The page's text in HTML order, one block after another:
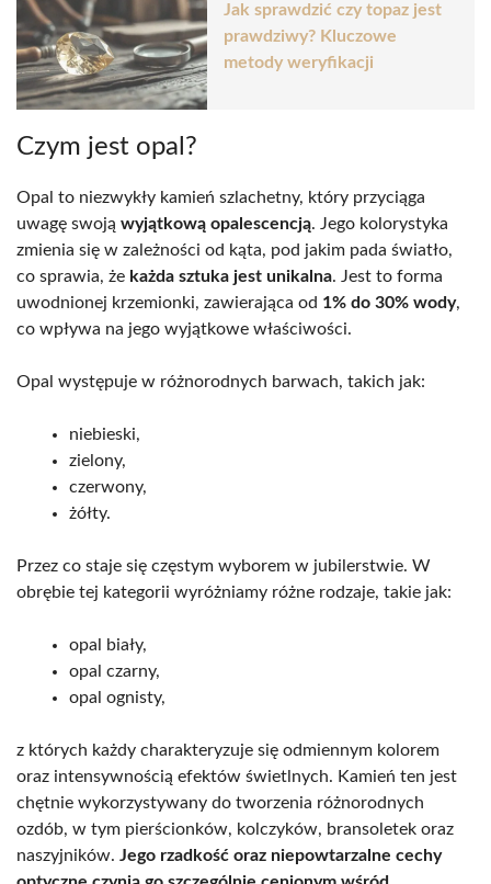
Jak sprawdzić czy topaz jest
prawdziwy? Kluczowe
metody weryfikacji
Czym jest opal?
Opal to niezwykły kamień szlachetny, który przyciąga
uwagę swoją wyjątkową opalescencją. Jego kolorystyka
zmienia się w zależności od kąta, pod jakim pada światło,
co sprawia, że każda sztuka jest unikalna. Jest to forma
uwodnionej krzemionki, zawierająca od 1% do 30% wody,
co wpływa na jego wyjątkowe właściwości.
Opal występuje w różnorodnych barwach, takich jak:
niebieski,
zielony,
czerwony,
żółty.
Przez co staje się częstym wyborem w jubilerstwie. W
obrębie tej kategorii wyróżniamy różne rodzaje, takie jak:
opal biały,
opal czarny,
opal ognisty,
z których każdy charakteryzuje się odmiennym kolorem
oraz intensywnością efektów świetlnych. Kamień ten jest
chętnie wykorzystywany do tworzenia różnorodnych
ozdób, w tym pierścionków, kolczyków, bransoletek oraz
naszyjników. Jego rzadkość oraz niepowtarzalne cechy